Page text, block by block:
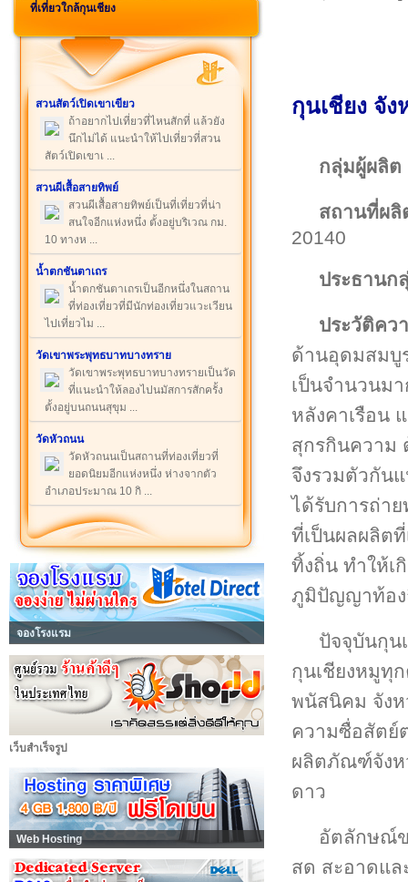
ที่เที่ยวใกล้กุนเชียง
สวนสัตว์เปิดเขาเขียว
ถ้าอยากไปเที่ยวที่ไหนสักที่ แล้วยัง
นึกไม่ได้ แนะนำให้ไปเที่ยวที่สวน
สัตว์เปิดเขาเ ...
สวนผีเสื้อสายทิพย์
สวนผีเสื้อสายทิพย์เป็นที่เที่ยวที่น่า
สนใจอีกแห่งหนึ่ง ตั้งอยู่บริเวณ กม.
10 ทางห ...
น้ำตกชันตาเถร
น้ำตกชันตาเถรเป็นอีกหนึ่งในสถาน
ที่ท่องเที่ยวที่มีนักท่องเที่ยวแวะเวียน
ไปเที่ยวไม ...
วัดเขาพระพุทธบาทบางทราย
วัดเขาพระพุทธบาทบางทรายเป็นวัด
ที่แนะนำให้ลองไปนมัสการสักครั้ง
ตั้งอยู่บนถนนสุขุม ...
วัดหัวถนน
วัดหัวถนนเป็นสถานที่ท่องเที่ยวที่
ยอดนิยมอีกแห่งหนึ่ง ห่างจากตัว
อำเภอประมาณ 10 กิ ...
จองโรงแรม
เว็บสำเร็จรูป
Web Hosting
กุนเชียง จั
กลุ่มผู้ผลิต
สถานที่ผลิ
20140
ประธานก
ประวัติคว
ด้านอุดมสมบู
เป็นจำนวนม
หลังคาเรือน
สุกรกินความ
จึงรวมตัวกัน
ได้รับการถ่า
ที่เป็นผลผลิต
ทิ้งถิ่น ทำให้
ภูมิปัญญาท้อง
ปัจจุบันกุน
กุนเชียงหมูทุ
พนัสนิคม จังห
ความซื่อสัตย์
ผลิตภัณฑ์จังห
ดาว
อัตลักษณ์ข
สด สะอาดแ